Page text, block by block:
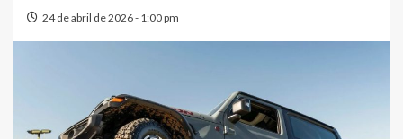
24 de abril de 2026 - 1:00 pm